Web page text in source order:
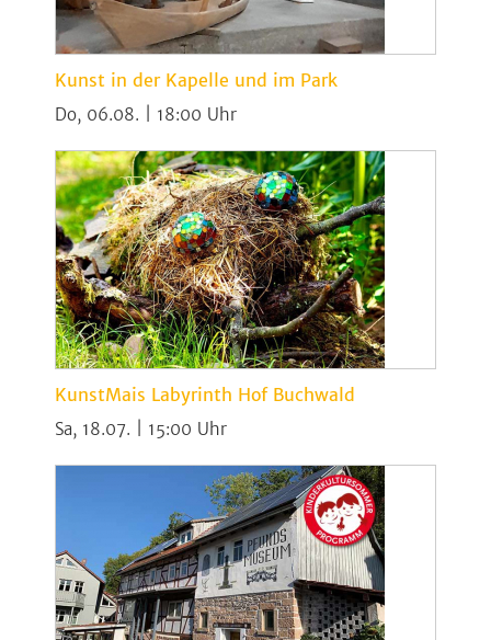
Kunst in der Kapelle und im Park
Do, 06.08. | 18:00
KunstMais Labyrinth Hof Buchwald
Sa, 18.07. | 15:00